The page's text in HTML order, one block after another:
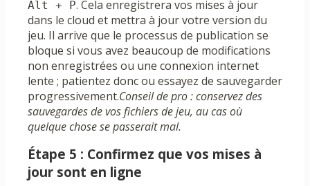
Alt + P. Cela enregistrera vos mises à jour
dans le cloud et mettra à jour votre version du
jeu. Il arrive que le processus de publication se
bloque si vous avez beaucoup de modifications
non enregistrées ou une connexion internet
lente ; patientez donc ou essayez de sauvegarder
progressivement.Conseil de pro : conservez des
sauvegardes de vos fichiers de jeu, au cas où
quelque chose se passerait mal.
Étape 5 : Confirmez que vos mises à
jour sont en ligne